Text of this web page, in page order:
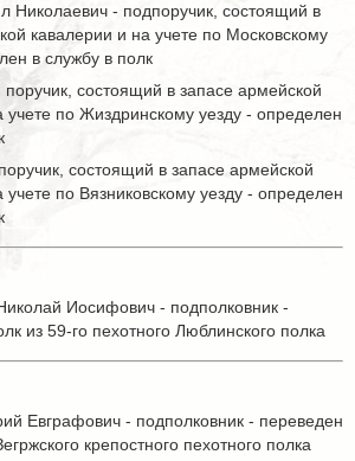
Николаевич - подпоручик, состоящий в
кавалерии и на учете по Московскому
в службу в полк
состоящий в запасе армейской
учете по Жиздринскому уезду - определен
состоящий в запасе армейской
учете по Вязниковскому уезду - определен
Иосифович - подполковник -
из 59-го пехотного Люблинского полка
Евграфович - подполковник - переведен
крепостного пехотного полка